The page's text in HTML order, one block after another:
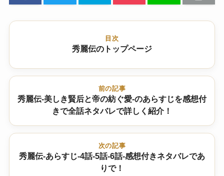
目次
秀麗伝のトップページ
前の記事
秀麗伝-美しき賢后と帝の紡ぐ愛-のあらすじを感想付
きで全話ネタバレで詳しく紹介！
次の記事
秀麗伝-あらすじ-4話-5話-6話-感想付きネタバレであ
りで！